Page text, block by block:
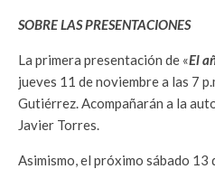
SOBRE LAS PRESENTACIONES
La primera presentación de «El
jueves 11 de noviembre a las 7
Gutiérrez. Acompañarán a la
Javier Torres.
Asimismo, el próximo sábado 13